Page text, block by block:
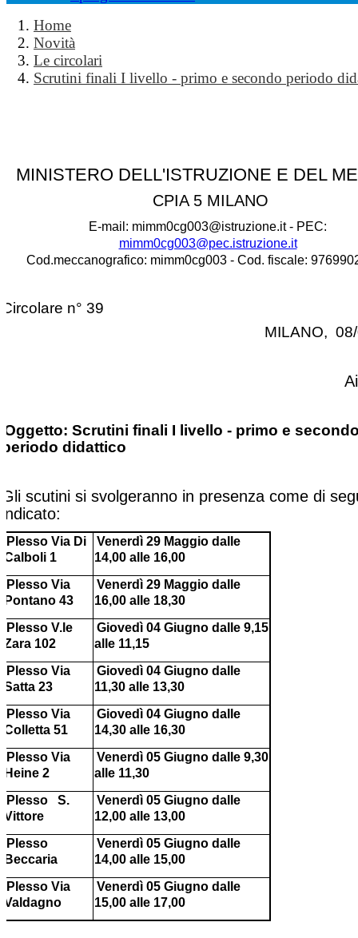
Home
Novità
Le circolari
Scrutini finali I livello - primo e secondo periodo
MINISTERO DELL'ISTRUZIONE E DEL
CPIA 5 MILANO
E-mail: mimm0cg003@istruzione.it - PEC:
mimm0cg003@pec.istruzione.it
Cod.meccanografico: mimm0cg003 - Cod. fiscale:
Circolare n° 39
MILANO,
Oggetto: Scrutini finali I livello - primo e
periodo didattico
Gli scutini si svolgeranno in presenza come di
indicato:
Plesso Via Di
Calboli 1
Venerdì 29 Maggio dalle
14,00 alle 16,00
Plesso Via
Pontano 43
Venerdì 29 Maggio dalle
16,00 alle 18,30
Plesso V.le
Zara 102
Giovedì 04 Giugno dalle 9,15
alle 11,15
Plesso Via
Satta 23
Giovedì 04 Giugno dalle
11,30 alle 13,30
Plesso Via
Colletta 51
Giovedì 04 Giugno dalle
14,30 alle 16,30
Plesso Via
Heine 2
Venerdì 05 Giugno dalle 9,30
alle 11,30
Plesso S.
Vittore
Venerdì 05 Giugno dalle
12,00 alle 13,00
Plesso
Beccaria
Venerdì 05 Giugno dalle
14,00 alle 15,00
Plesso Via
Valdagno
Venerdì 05 Giugno dalle
15,00 alle 17,00